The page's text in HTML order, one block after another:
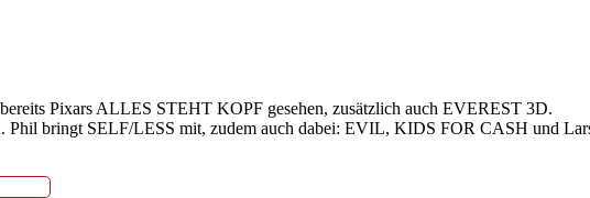
Pixars ALLES STEHT KOPF gesehen, zusätzlich auch EVEREST 3D.
bringt SELF/LESS mit, zudem auch dabei: EVIL, KIDS FOR CASH und